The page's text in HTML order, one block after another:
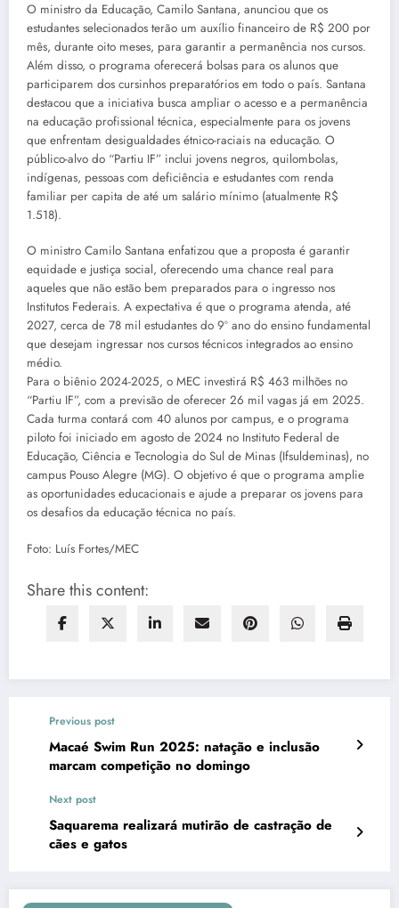
O ministro da Educação, Camilo Santana, anunciou que os
estudantes selecionados terão um auxílio financeiro de R$ 200 por
mês, durante oito meses, para garantir a permanência nos cursos.
Além disso, o programa oferecerá bolsas para os alunos que
participarem dos cursinhos preparatórios em todo o país. Santana
destacou que a iniciativa busca ampliar o acesso e a permanência
na educação profissional técnica, especialmente para os jovens
que enfrentam desigualdades étnico-raciais na educação. O
público-alvo do “Partiu IF” inclui jovens negros, quilombolas,
indígenas, pessoas com deficiência e estudantes com renda
familiar per capita de até um salário mínimo (atualmente R$
1.518).
O ministro Camilo Santana enfatizou que a proposta é garantir
equidade e justiça social, oferecendo uma chance real para
aqueles que não estão bem preparados para o ingresso nos
Institutos Federais. A expectativa é que o programa atenda, até
2027, cerca de 78 mil estudantes do 9º ano do ensino fundamental
que desejam ingressar nos cursos técnicos integrados ao ensino
médio.
Para o biênio 2024-2025, o MEC investirá R$ 463 milhões no
“Partiu IF”, com a previsão de oferecer 26 mil vagas já em 2025.
Cada turma contará com 40 alunos por campus, e o programa
piloto foi iniciado em agosto de 2024 no Instituto Federal de
Educação, Ciência e Tecnologia do Sul de Minas (Ifsuldeminas), no
campus Pouso Alegre (MG). O objetivo é que o programa amplie
as oportunidades educacionais e ajude a preparar os jovens para
os desafios da educação técnica no país.
Foto: Luís Fortes/MEC
Share this content:
Previous post
Macaé Swim Run 2025: natação e inclusão
marcam competição no domingo
Next post
Saquarema realizará mutirão de castração de
cães e gatos